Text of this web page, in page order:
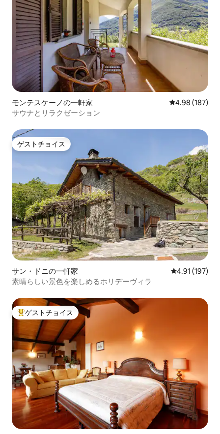
モンテスケーノの一軒家 レビュー187
4.98 (187)
サウナとリラクゼーション
ゲストチョイス
ゲストチョイス
サン・ドニの一軒家 レビュー197
4.91 (197)
素晴らしい景色を楽しめるホリデーヴィラ
大好評のゲストチョイスです。
ゲストチョイス